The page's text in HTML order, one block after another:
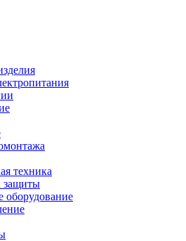
техника
защиты
оборудование